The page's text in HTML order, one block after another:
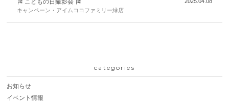
🎏 こどもの日撮影会 🎏
キャンペーン・アイムココファミリー緑店
categories
お知らせ
イベント情報